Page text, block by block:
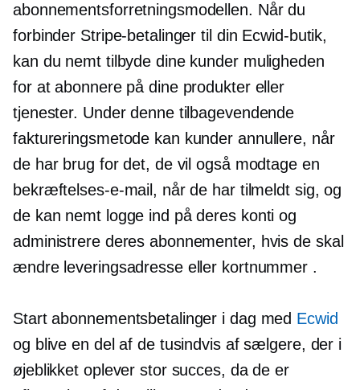
abonnementsforretningsmodellen. Når du
forbinder Stripe-betalinger til din Ecwid-butik,
kan du nemt tilbyde dine kunder muligheden
for at abonnere på dine produkter eller
tjenester. Under denne tilbagevendende
faktureringsmetode kan kunder annullere, når
de har brug for det, de vil også modtage en
bekræftelses-e-mail, når de har tilmeldt sig, og
de kan nemt logge ind på deres konti og
administrere deres abonnementer, hvis de skal
ændre leveringsadresse eller kortnummer .
Start abonnementsbetalinger i dag med Ecwid
og blive en del af de tusindvis af sælgere, der i
øjeblikket oplever stor succes, da de er